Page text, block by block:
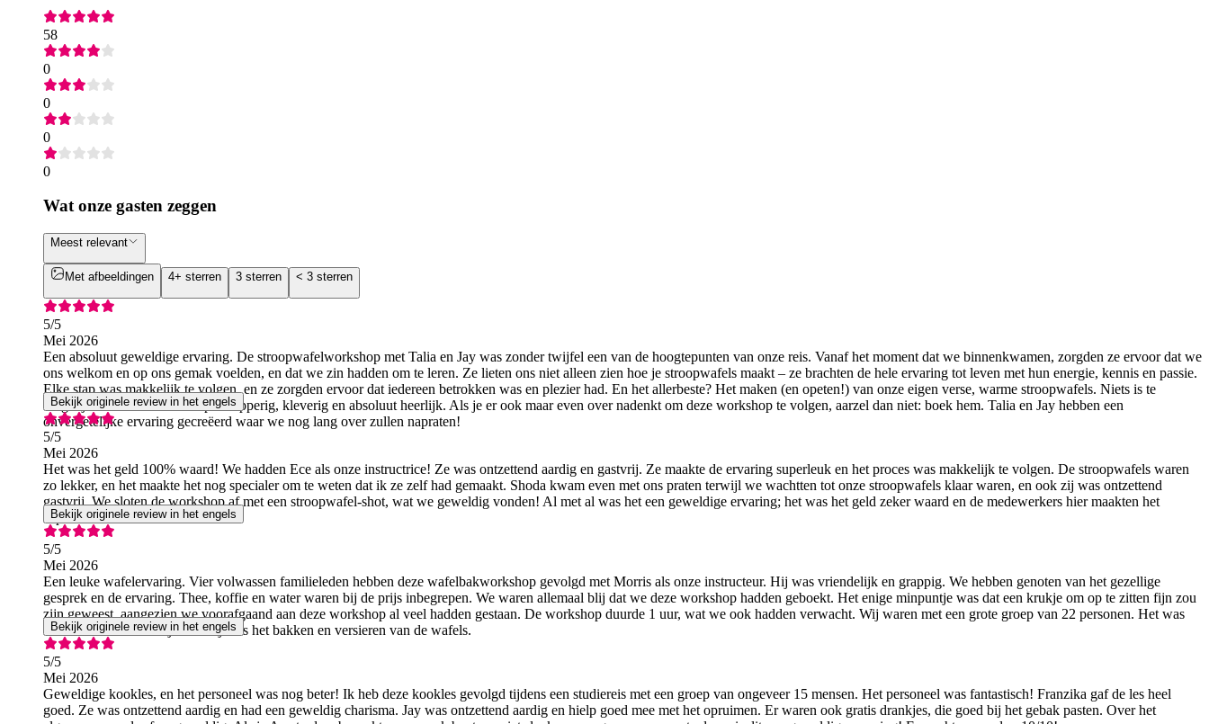
58
0
0
0
0
Wat onze gasten zeggen
Meest relevant
Met afbeeldingen 4+ sterren 3 sterren < 3 sterren
5/5
Mei 2026
Een absoluut geweldige ervaring. De stroopwafelworkshop met Talia en Jay was zonder twijfel een van de hoogtepunten van onze reis. Vanaf het moment dat we binnenkwamen, zorgden ze ervoor dat we
ons welkom en op ons gemak voelden, en dat we zin hadden om te leren. Ze lieten ons niet alleen zien hoe je stroopwafels maakt – ze brachten de hele ervaring tot leven met hun energie, kennis en passie.
Elke stap was makkelijk te volgen, en ze zorgden ervoor dat iedereen betrokken was en plezier had. En het allerbeste? Het maken (en opeten!) van onze eigen verse, warme stroopwafels. Niets is te
vergelijken met die eerste hap: knapperig, kleverig en absoluut heerlijk. Als je er ook maar even over nadenkt om deze workshop te volgen, aarzel dan niet: boek hem. Talia en Jay hebben een
onvergetelijke ervaring gecreëerd waar we nog lang over zullen napraten!
Bekijk originele review in het engels
5/5
Mei 2026
Het was het geld 100% waard! We hadden Ece als onze instructrice! Ze was ontzettend aardig en gastvrij. Ze maakte de ervaring superleuk en het proces was makkelijk te volgen. De stroopwafels waren
zo lekker, en het maakte het nog specialer om te weten dat ik ze zelf had gemaakt. Shoda kwam even met ons praten terwijl we wachtten tot onze stroopwafels klaar waren, en ook zij was ontzettend
gastvrij. We sloten de workshop af met een stroopwafel-shot, wat we geweldig vonden! Al met al was het een geweldige ervaring; het was het geld zeker waard en de medewerkers hier maakten het
superleuk.
Bekijk originele review in het engels
5/5
Mei 2026
Een leuke wafelervaring. Vier volwassen familieleden hebben deze wafelbakworkshop gevolgd met Morris als onze instructeur. Hij was vriendelijk en grappig. We hebben genoten van het gezellige
gesprek en de ervaring. Thee, koffie en water waren bij de prijs inbegrepen. We waren allemaal blij dat we deze workshop hadden geboekt. Het enige minpuntje was dat een krukje om op te zitten fijn zou
zijn geweest, aangezien we voorafgaand aan deze workshop al veel hadden gestaan. De workshop duurde 1 uur, wat we ook hadden verwacht. Wij waren met een grote groep van 22 personen. Het was
daardoor wel een beetje druk tijdens het bakken en versieren van de wafels.
Bekijk originele review in het engels
5/5
Mei 2026
Geweldige kookles, en het personeel was nog beter! Ik heb deze kookles gevolgd tijdens een studiereis met een groep van ongeveer 15 mensen. Het personeel was fantastisch! Franzika gaf de les heel
goed. Ze was ontzettend aardig en had een geweldig charisma. Jay was ontzettend aardig en hielp goed mee met het opruimen. Er waren ook gratis drankjes, die goed bij het gebak pasten. Over het